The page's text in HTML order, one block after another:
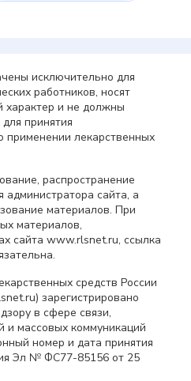
исключительно для
работников, носят
и не должны
принятия
применении лекарственных
распространение
сайта, а
материалов. При
материалов,
сайта www.rlsnet.ru, ссылка
средств России
зарегистрировано
в сфере связи,
и массовых коммуникаций
номер и дата принятия
Эл № ФС77-85156 от 25